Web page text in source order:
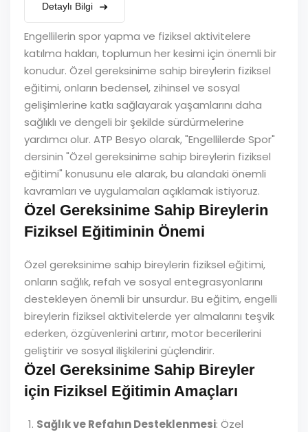
Detaylı Bilgi
Engellilerin spor yapma ve fiziksel aktivitelere
katılma hakları, toplumun her kesimi için önemli bir
konudur. Özel gereksinime sahip bireylerin fiziksel
eğitimi, onların bedensel, zihinsel ve sosyal
gelişimlerine katkı sağlayarak yaşamlarını daha
sağlıklı ve dengeli bir şekilde sürdürmelerine
yardımcı olur. ATP Besyo olarak, "Engellilerde Spor"
dersinin "Özel gereksinime sahip bireylerin fiziksel
eğitimi" konusunu ele alarak, bu alandaki önemli
kavramları ve uygulamaları açıklamak istiyoruz.
Özel Gereksinime Sahip Bireylerin
Fiziksel Eğitiminin Önemi
Özel gereksinime sahip bireylerin fiziksel eğitimi,
onların sağlık, refah ve sosyal entegrasyonlarını
destekleyen önemli bir unsurdur. Bu eğitim, engelli
bireylerin fiziksel aktivitelerde yer almalarını teşvik
ederken, özgüvenlerini artırır, motor becerilerini
geliştirir ve sosyal ilişkilerini güçlendirir.
Özel Gereksinime Sahip Bireyler
için Fiziksel Eğitimin Amaçları
Sağlık ve Refahın Desteklenmesi: Özel